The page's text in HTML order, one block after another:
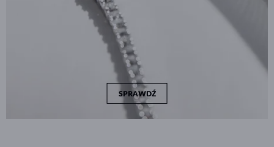
SPRAWDŹ